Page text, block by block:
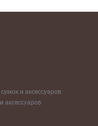
и аксессуаров.
аксессуаров